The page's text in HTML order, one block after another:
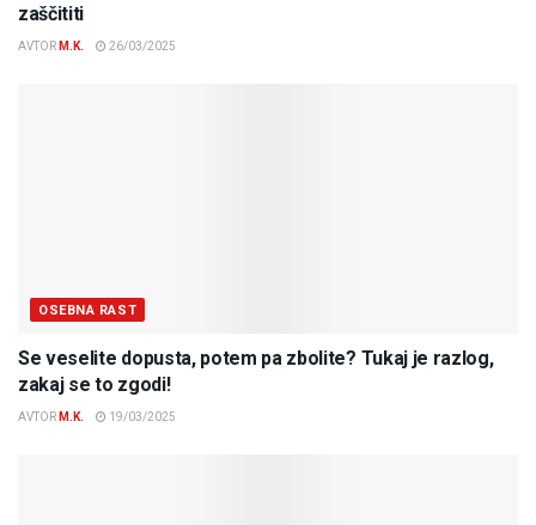
zaščititi
AVTOR M.K. 26/03/2025
OSEBNA RAST
Se veselite dopusta, potem pa zbolite? Tukaj je razlog,
zakaj se to zgodi!
AVTOR M.K. 19/03/2025